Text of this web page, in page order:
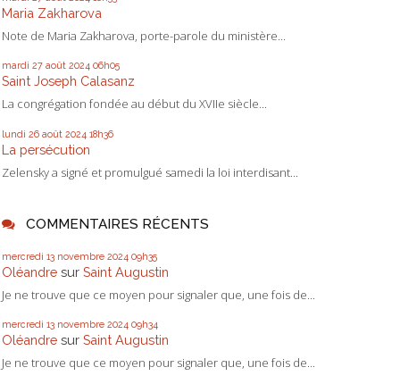
Maria Zakharova
Note de Maria Zakharova, porte-parole du ministère...
mardi 27 août 2024 06h05
Saint Joseph Calasanz
La congrégation fondée au début du XVIIe siècle...
lundi 26 août 2024 18h36
La persécution
Zelensky a signé et promulgué samedi la loi interdisant...
COMMENTAIRES RÉCENTS
mercredi 13 novembre 2024 09h35
Oléandre sur Saint Augustin
Je ne trouve que ce moyen pour signaler que, une fois de...
mercredi 13 novembre 2024 09h34
Oléandre sur Saint Augustin
Je ne trouve que ce moyen pour signaler que, une fois de...